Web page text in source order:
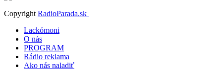
Copyright RadioParada.sk
Lackómoni
O nás
PROGRAM
Rádio reklama
Ako nás naladiť